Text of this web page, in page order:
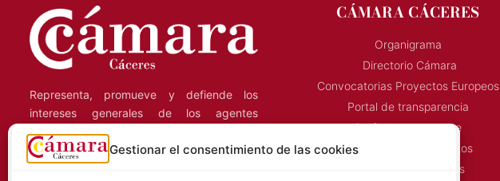
Gestionar el consentimiento de las cookies
Representa, promueve y defiende los
intereses generales de los agentes
económicos de la región, y presta servicios
a las empresas que ejercen su actividad en
la provincia de Cáceres.
CÁMARA CÁCERES
Organigrama
Directorio Cámara
Convocatorias Proyectos Europeos
Portal de transparencia
Perfil de contratante
Convocatoria Proyectos
Horarios Comerciales